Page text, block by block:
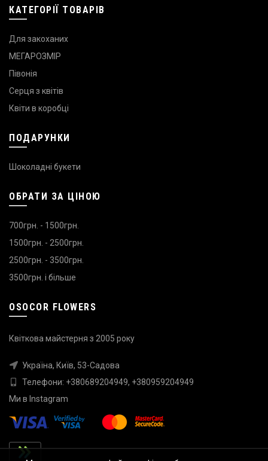
КАТЕГОРІЇ ТОВАРІВ
Для закоханих
МЕГАРОЗМІР
Півонія
Серця з квітів
Квіти в коробці
ПОДАРУНКИ
Шоколадні букети
ОБРАТИ ЗА ЦІНОЮ
700грн. - 1500грн.
1500грн. - 2500грн.
2500грн. - 3500грн.
3500грн. і більше
OSOCOR FLOWERS
Квіткова майстерня з 2005 року
Україна, Київ, 53-Садова
Телефони: +380689204949, +380959204949
Ми в Instagram